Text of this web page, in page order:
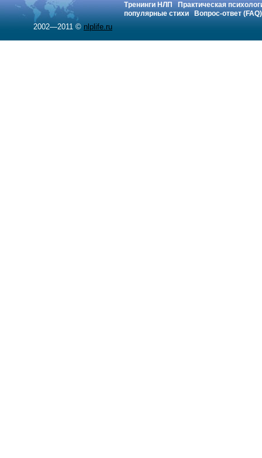
Тренинги НЛП
Практическая
популярные стихи
Вопрос-ответ (FAQ)
2002—2011 © nlplife.ru